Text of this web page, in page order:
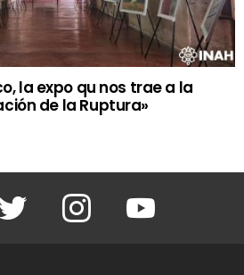
la expo qu nos trae a la
de la Ruptura»
Twitter Instagram